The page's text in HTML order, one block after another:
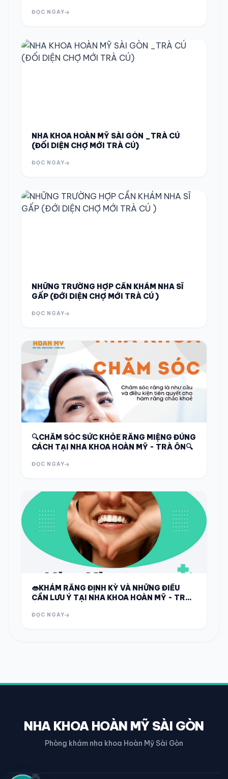
ĐỌC NGAY
NHA KHOA HOÀN MỸ SÀI GÒN _TRÀ CÚ
(ĐỐI DIỆN CHỢ MỚI TRÀ CÚ)
ĐỌC NGAY
NHỮNG TRƯỜNG HỢP CẦN KHÁM NHA SĨ
GẤP (ĐỚI DIỆN CHỢ MỚI TRÀ CÚ )
ĐỌC NGAY
🔍CHĂM SÓC SỨC KHỎE RĂNG MIỆNG ĐÚNG
CÁCH TẠI NHA KHOA HOÀN MỸ - TRÀ ÔN🔍
ĐỌC NGAY
👄KHÁM RĂNG ĐỊNH KỲ VÀ NHỮNG ĐIỀU
CẦN LƯU Ý TẠI NHA KHOA HOÀN MỸ - TRÀ
ĐỌC NGAY
NHA KHOA HOÀN MỸ SÀI GÒN
Phòng khám nha khoa Hoàn Mỹ Sài Gòn
🎮